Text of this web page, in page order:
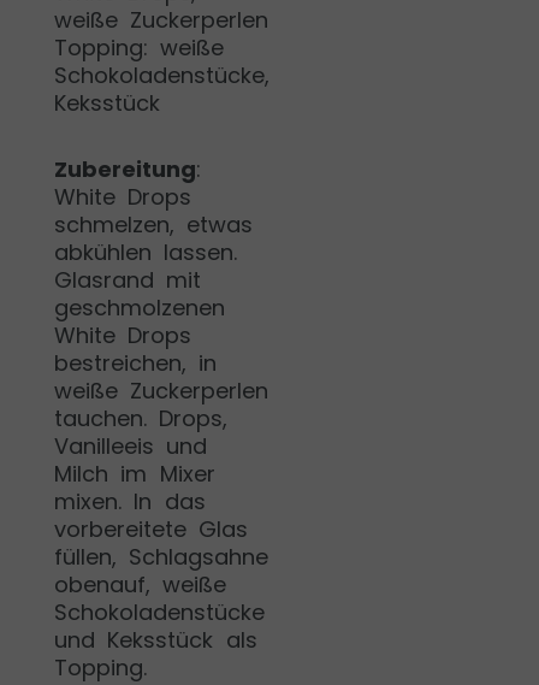
weiße Zuckerperlen
Topping: weiße
Schokoladenstücke,
Keksstück
Zubereitung:
White Drops
schmelzen, etwas
abkühlen lassen.
Glasrand mit
geschmolzenen
White Drops
bestreichen, in
weiße Zuckerperlen
tauchen. Drops,
Vanilleeis und
Milch im Mixer
mixen. In das
vorbereitete Glas
füllen, Schlagsahne
obenauf, weiße
Schokoladenstücke
und Keksstück als
Topping.